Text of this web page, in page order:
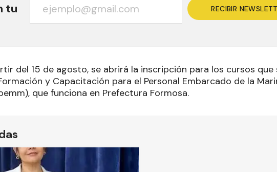
tu RECIBIR
del 15 de agosto, se abrirá la inscripción para los cursos que
y Capacitación para el Personal Embarcado de la
que funciona en Prefectura Formosa.